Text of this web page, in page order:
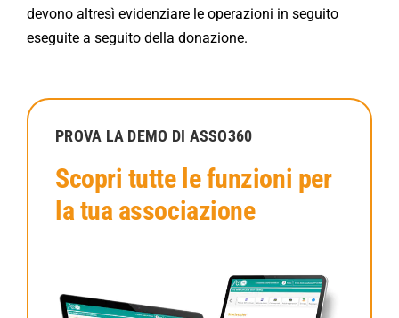
devono altresì evidenziare le operazioni in seguito
eseguite a seguito della donazione.
PROVA LA DEMO DI ASSO360
Scopri tutte le funzioni per
la tua associazione